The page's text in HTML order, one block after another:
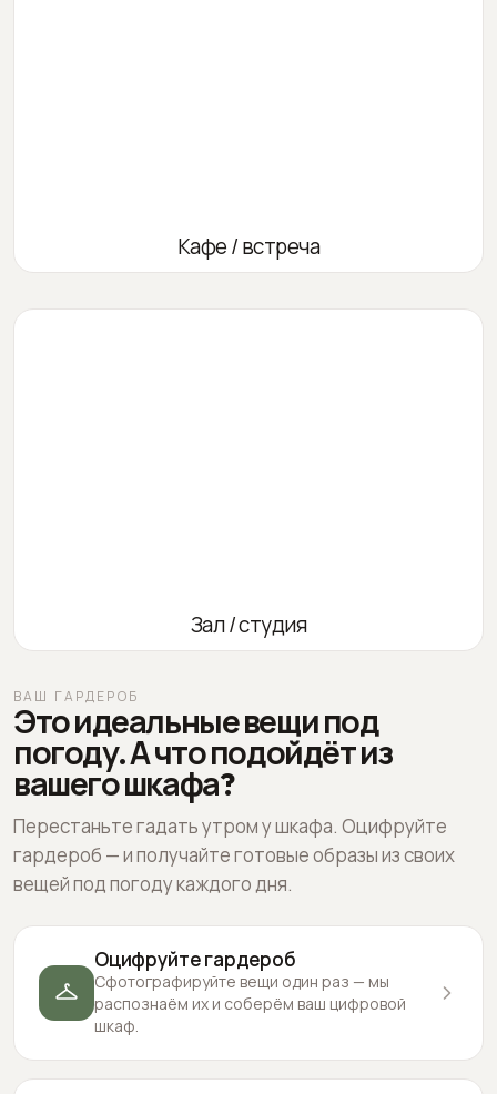
Кафе / встреча
Зал / студия
ВАШ ГАРДЕРОБ
Это идеальные вещи под
погоду. А что подойдёт из
вашего шкафа?
Перестаньте гадать утром у шкафа. Оцифруйте
гардероб — и получайте готовые образы из своих
вещей под погоду каждого дня.
Оцифруйте гардероб
Сфотографируйте вещи один раз — мы
распознаём их и соберём ваш цифровой
шкаф.